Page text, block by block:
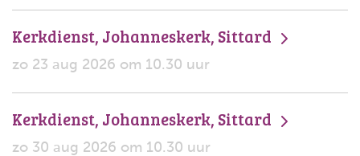
Kerkdienst, Johanneskerk, Sittard
zo 23 aug 2026 om 10.30 uur
Kerkdienst, Johanneskerk, Sittard
zo 30 aug 2026 om 10.30 uur